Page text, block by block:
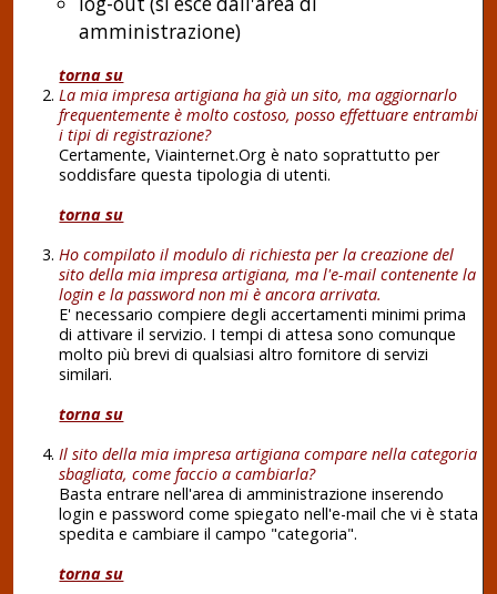
amministrazione)
torna su
La mia impresa artigiana ha già un sito, ma aggiornarlo
frequentemente è molto costoso, posso effettuare entrambi
i tipi di registrazione?
Certamente, Viainternet.Org è nato soprattutto per
soddisfare questa tipologia di utenti.
torna su
Ho compilato il modulo di richiesta per la creazione del
sito della mia impresa artigiana, ma l'e-mail contenente la
login e la password non mi è ancora arrivata.
E' necessario compiere degli accertamenti minimi prima
di attivare il servizio. I tempi di attesa sono comunque
molto più brevi di qualsiasi altro fornitore di servizi
similari.
torna su
Il sito della mia impresa artigiana compare nella categoria
sbagliata, come faccio a cambiarla?
Basta entrare nell'area di amministrazione inserendo
login e password come spiegato nell'e-mail che vi è stata
spedita e cambiare il campo "categoria".
torna su